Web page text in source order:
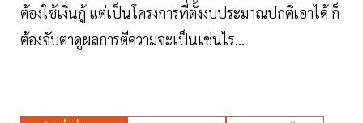
ต้องใช้เงินกู้ แต่เป็นโครงการที่ตั้งงบประมาณปกติเอาได้ ก็
ต้องจับตาดูผลการตีความจะเป็นเช่นไร...